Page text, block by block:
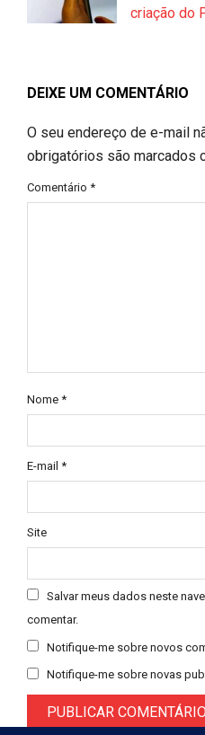
criação do
DEIXE UM COMENTÁRIO
O seu endereço de e-mail
obrigatórios são marcados
Comentário *
Nome *
E-mail *
Site
Salvar meus dados neste
comentar.
Notifique-me sobre novos
Notifique-me sobre novas